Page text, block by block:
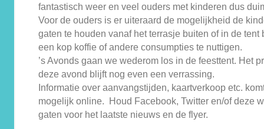
fantastisch weer en veel ouders met kinderen dus
Voor de ouders is er uiteraard de mogelijkheid de
gaten te houden vanaf het terrasje buiten of in de tent
een kop koffie of andere consumpties te nuttigen.
’s Avonds gaan we wederom los in de feesttent. Het
deze avond blijft nog even een verrassing.
Informatie over aanvangstijden, kaartverkoop etc.
mogelijk online. Houd Facebook, Twitter en/of deze
gaten voor het laatste nieuws en de flyer.